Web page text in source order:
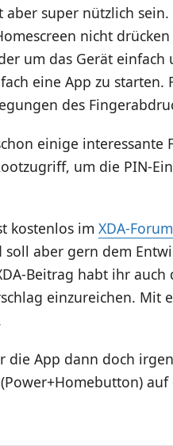
aber super nützlich
nicht
um das Gerät
eine App zu
des
einige
um die PIN-
kostenlos im XDA-Forum
aber gern dem
Beitrag habt ihr
einzureichen. Mit
die App dann doch